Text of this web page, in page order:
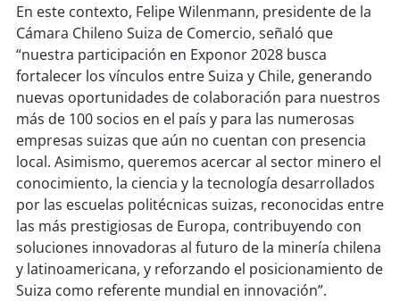
En este contexto, Felipe Wilenmann, presidente de la
Cámara Chileno Suiza de Comercio, señaló que
“nuestra participación en Exponor 2028 busca
fortalecer los vínculos entre Suiza y Chile, generando
nuevas oportunidades de colaboración para nuestros
más de 100 socios en el país y para las numerosas
empresas suizas que aún no cuentan con presencia
local. Asimismo, queremos acercar al sector minero el
conocimiento, la ciencia y la tecnología desarrollados
por las escuelas politécnicas suizas, reconocidas entre
las más prestigiosas de Europa, contribuyendo con
soluciones innovadoras al futuro de la minería chilena
y latinoamericana, y reforzando el posicionamiento de
Suiza como referente mundial en innovación”.